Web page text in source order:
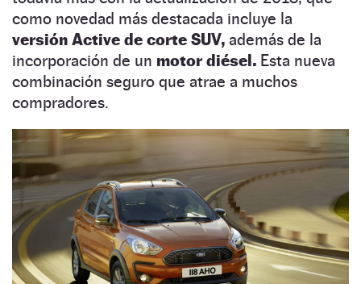
como novedad más destacada incluye la
versión Active de corte SUV, además de la
incorporación de un motor diésel. Esta nueva
combinación seguro que atrae a muchos
compradores.